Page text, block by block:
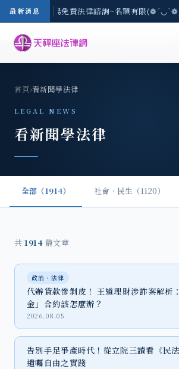
最新消息
區-8/3(一) 現場免費法律諮詢~名額有限
首頁›看新聞學法律
LEGAL NEWS
看新聞學法律
全部（1914） 社會‧民生（1120）
共 1914 篇文章
政治‧法律
代辦貸款慘剝皮！ 王道理財涉詐案解析
金」合約該怎麼辦？
2026.08.05
告別手足爭產時代！從立院三讀看《民
遺囑自由之實踐